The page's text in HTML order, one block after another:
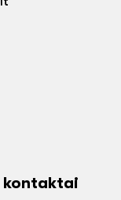
kontaktai